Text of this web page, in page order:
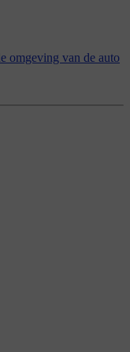
omgeving van de auto